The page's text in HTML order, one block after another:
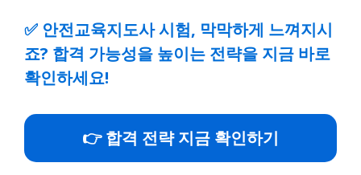
✅ 안전교육지도사 시험, 막막하게 느껴지시
죠? 합격 가능성을 높이는 전략을 지금 바로
확인하세요!
👉 합격 전략 지금 확인하기